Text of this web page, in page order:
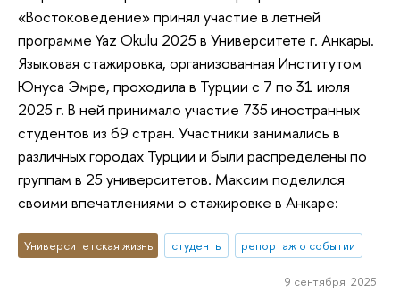
«Востоковедение» принял участие в летней
программе Yaz Okulu 2025 в Университете г. Анкары.
Языковая стажировка, организованная Институтом
Юнуса Эмре, проходила в Турции с 7 по 31 июля
2025 г. В ней принимало участие 735 иностранных
студентов из 69 стран. Участники занимались в
различных городах Турции и были распределены по
группам в 25 университетов. Максим поделился
своими впечатлениями о стажировке в Анкаре:
Университетская жизнь студенты репортаж о событии
9 сентября 2025